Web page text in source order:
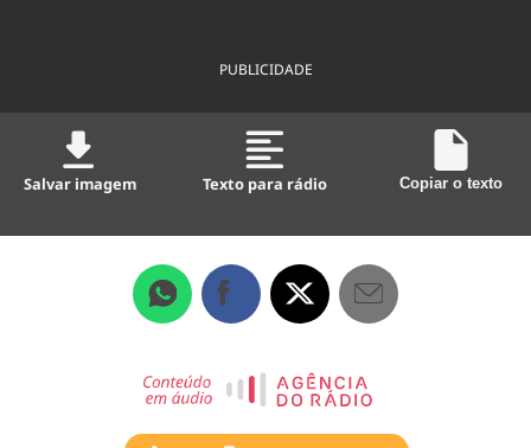
PUBLICIDADE
Salvar imagem Texto para rádio Copiar o texto